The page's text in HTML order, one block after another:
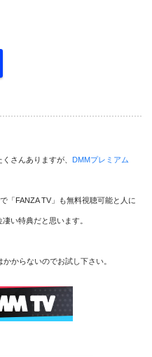
さんありますが、 DMMプレミアム
「FANZA TV」も無料視聴可能と人に
い特典だと思います。
からないのでお試し下さい。